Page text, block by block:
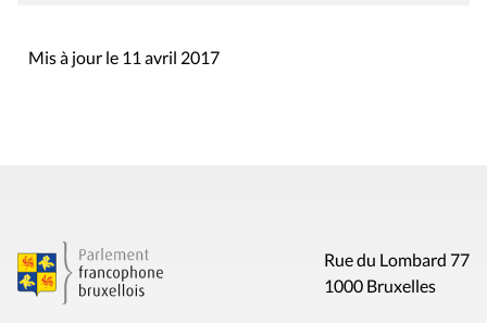
Mis à jour le 11 avril 2017
Rue du Lombard 77
1000 Bruxelles